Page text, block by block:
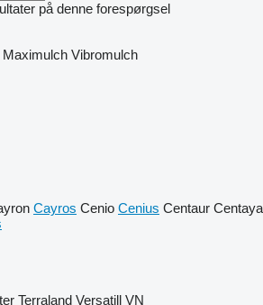
på denne forespørgsel
Maximulch Vibromulch
Cayros Cenio Cenius Centaur Centaya
Terraland Versatill VN